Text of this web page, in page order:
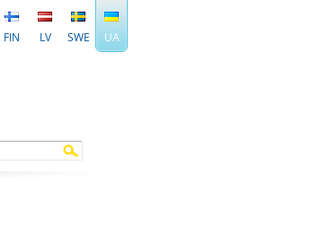
FIN LV SWE UA